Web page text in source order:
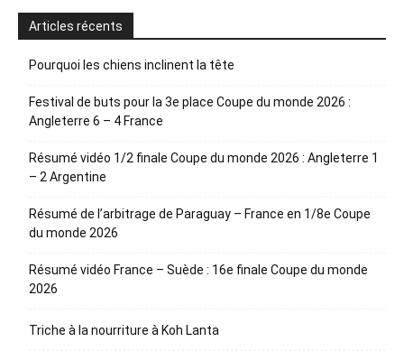
Articles récents
Pourquoi les chiens inclinent la tête
Festival de buts pour la 3e place Coupe du monde 2026 :
Angleterre 6 – 4 France
Résumé vidéo 1/2 finale Coupe du monde 2026 : Angleterre 1
– 2 Argentine
Résumé de l’arbitrage de Paraguay – France en 1/8e Coupe
du monde 2026
Résumé vidéo France – Suède : 16e finale Coupe du monde
2026
Triche à la nourriture à Koh Lanta